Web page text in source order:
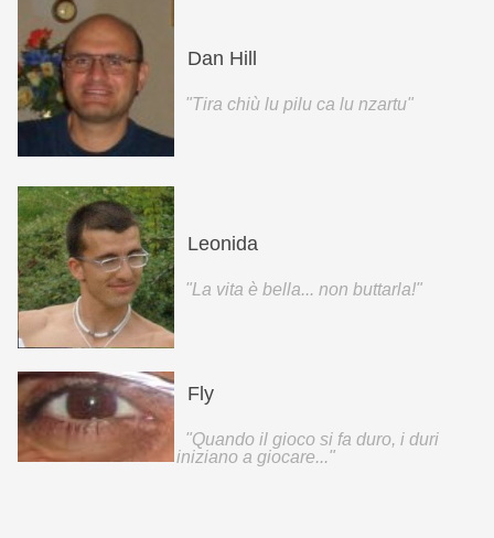
Dan Hill
"Tira chiù lu pilu ca lu nzartu"
Leonida
"La vita è bella... non buttarla!"
Fly
"Quando il gioco si fa duro, i duri
iniziano a giocare..."